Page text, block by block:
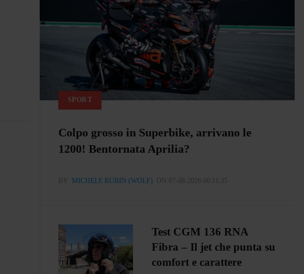
SPORT
Colpo grosso in Superbike, arrivano le
1200! Bentornata Aprilia?
BY MICHELE RUBIN (WOLF) ON 07-08-2026 00:11:35
Test CGM 136 RNA
Fibra – Il jet che punta su
comfort e carattere